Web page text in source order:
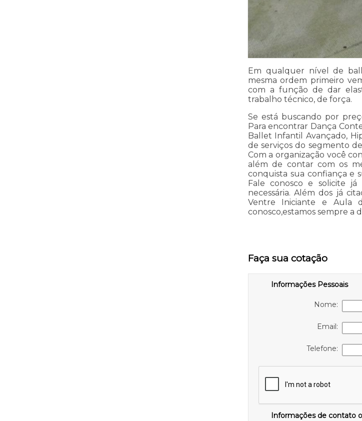
Em qualquer nível de
mesma ordem primeiro
com a função de dar
trabalho técnico, de força.
Se está buscando por
Para encontrar Dança
Ballet Infantil Avançado,
de serviços do segmento
Com a organização você
além de contar com os
conquista sua confiança e
Fale conosco e solicite
necessária. Além dos já
Ventre Iniciante e Aula
conosco,estamos sempre a
Faça sua cotação
Informações Pessoais
Nome:
Email:
Telefone:
Informações de contato